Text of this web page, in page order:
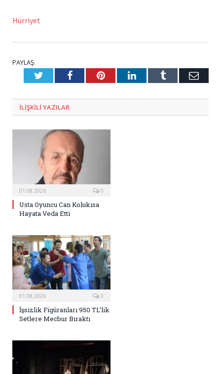
Hürriyet
PAYLAŞ.
TwitterFacebookPinterestLinkedInTumblr E-
ILIŞKILI YAZILAR
01.08.2026 0
Usta Oyuncu Can Kolukısa
Hayata Veda Etti
01.08.2026 0
İşsizlik Figüranları 950 TL’lik
Setlere Mecbur Bıraktı